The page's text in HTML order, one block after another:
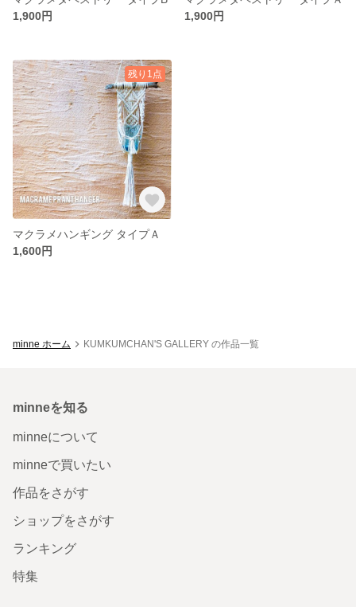
1,900円
1,900円
残り1点
マクラメハンギング タイプＡ
1,600円
minne ホーム KUMKUMCHAN'S GALLERY の作品一覧
minneを知る
minneについて
minneで買いたい
作品をさがす
ショップをさがす
ランキング
特集